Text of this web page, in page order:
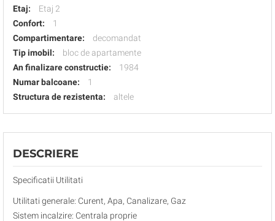
Etaj:
Etaj 2
Confort:
1
Compartimentare:
decomandat
Tip imobil:
bloc de apartamente
An finalizare constructie:
1984
Numar balcoane:
1
Structura de rezistenta:
altele
DESCRIERE
Specificatii Utilitati
Utilitati generale: Curent, Apa, Canalizare, Gaz
Sistem incalzire: Centrala proprie